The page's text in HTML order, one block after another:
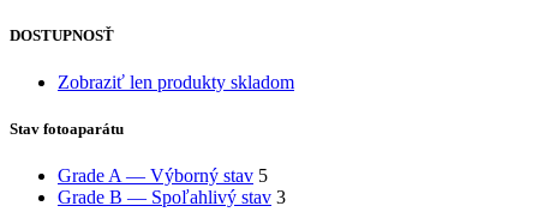
DOSTUPNOSŤ
Zobraziť len produkty skladom
Stav fotoaparátu
Grade A — Výborný stav 5
Grade B — Spoľahlivý stav 3